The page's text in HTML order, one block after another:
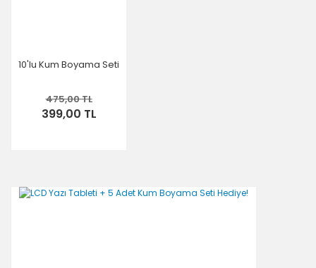
10'lu Kum Boyama Seti
475,00 TL
399,00 TL